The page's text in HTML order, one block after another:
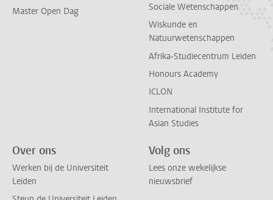
Master Open Dag
Sociale Wetenschappen
Wiskunde en
Natuurwetenschappen
Afrika-Studiecentrum Leiden
Honours Academy
ICLON
International Institute for
Asian Studies
Over ons
Werken bij de Universiteit
Leiden
Volg ons
Lees onze wekelijkse
nieuwsbrief